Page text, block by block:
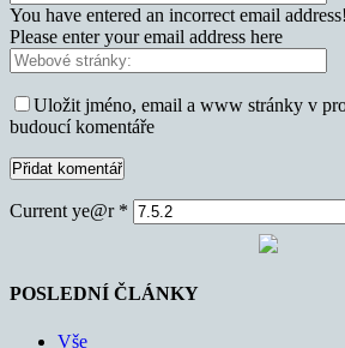
You have entered an incorrect email address!
Please enter your email address here
Uložit jméno, email a www stránky v
budoucí komentáře
Current ye@r *
POSLEDNÍ ČLÁNKY
Vše